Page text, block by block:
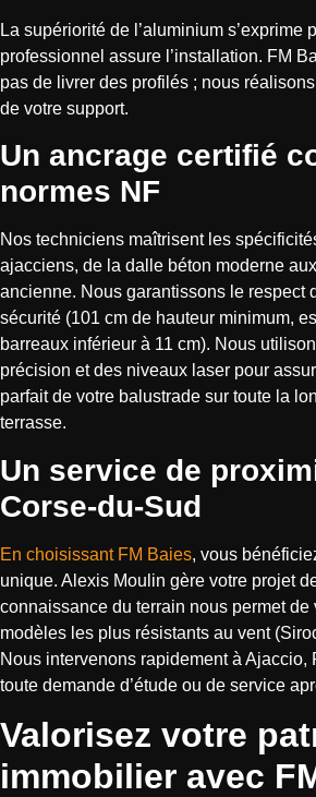
La supériorité de l’aluminium s’exprime
professionnel assure l’installation. FM
pas de livrer des profilés ; nous
de votre support.
Un ancrage certifié
normes NF
Nos techniciens maîtrisent les
ajacciens, de la dalle béton moderne
ancienne. Nous garantissons le respect
sécurité (101 cm de hauteur minimum,
barreaux inférieur à 11 cm). Nous
précision et des niveaux laser pour
parfait de votre balustrade sur toute la
terrasse.
Un service de
Corse-du-Sud
En choisissant FM Baies, vous
unique. Alexis Moulin gère votre projet
connaissance du terrain nous permet de
modèles les plus résistants au vent
Nous intervenons rapidement à Ajaccio,
toute demande d’étude ou de service
Valorisez votre
immobilier avec